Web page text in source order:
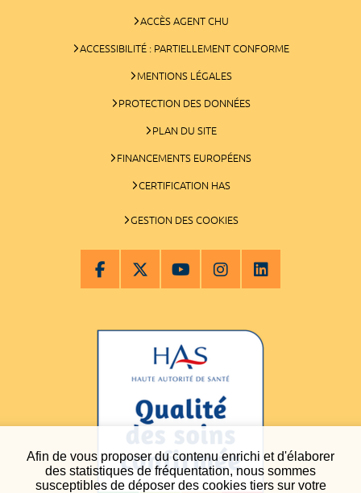
Afin de vous proposer du contenu enrichi et d'élaborer
des statistiques de fréquentation, nous sommes
susceptibles de déposer des cookies tiers sur votre
ACCÈS AGENT CHU
ACCESSIBILITÉ : PARTIELLEMENT CONFORME
MENTIONS LÉGALES
PROTECTION DES DONNÉES
PLAN DU SITE
FINANCEMENTS EUROPÉENS
CERTIFICATION HAS
GESTION DES COOKIES